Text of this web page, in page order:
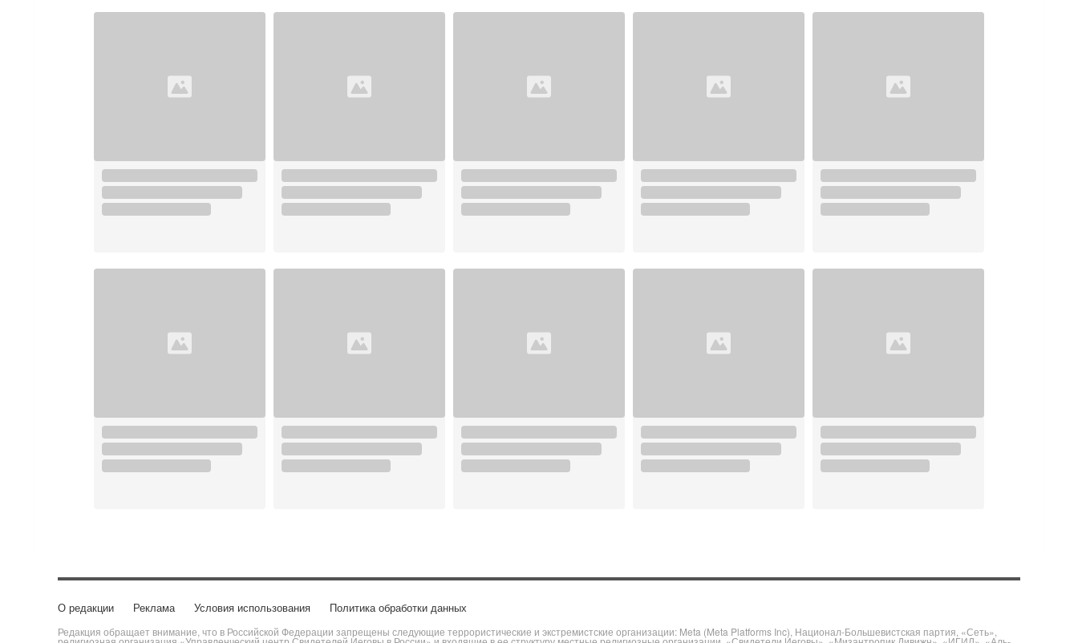
О редакции Реклама Условия использования Политика обработки данных
Редакция обращает внимание, что в Российской Федерации запрещены следующие террористические и экстремистские организации: Meta (Meta Platforms Inc), Национал-Большевистская партия, «Сеть»,